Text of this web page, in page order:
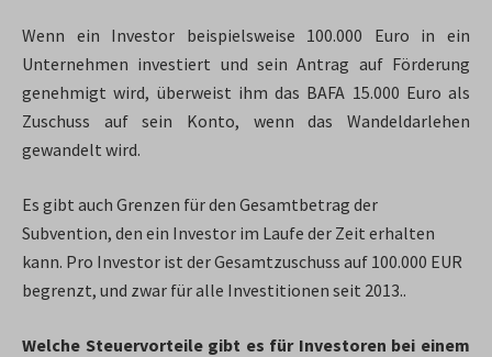
Wenn ein Investor beispielsweise 100.000 Euro in ein
Unternehmen investiert und sein Antrag auf Förderung
genehmigt wird, überweist ihm das BAFA 15.000 Euro als
Zuschuss auf sein Konto, wenn das Wandeldarlehen
gewandelt wird.
Es gibt auch Grenzen für den Gesamtbetrag der
Subvention, den ein Investor im Laufe der Zeit erhalten
kann. Pro Investor ist der Gesamtzuschuss auf 100.000 EUR
begrenzt, und zwar für alle Investitionen seit 2013..
Welche Steuervorteile gibt es für Investoren bei einem